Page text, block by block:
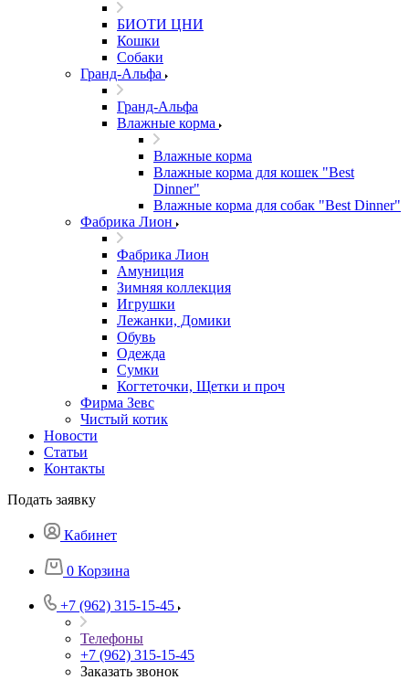
БИОТИ ЦНИ
Кошки
Собаки
Гранд-Альфа
Гранд-Альфа
Влажные корма
Влажные корма
Влажные корма для кошек "Best
Dinner"
Влажные корма для собак "Best Dinner"
Фабрика Лион
Фабрика Лион
Амуниция
Зимняя коллекция
Игрушки
Лежанки, Домики
Обувь
Одежда
Сумки
Когтеточки, Щетки и проч
Фирма Зевс
Чистый котик
Новости
Статьи
Контакты
Подать заявку
Кабинет
0 Корзина
+7 (962) 315-15-45
Телефоны
+7 (962) 315-15-45
Заказать звонок